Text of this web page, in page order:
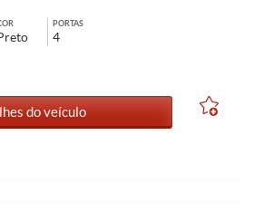
PORTAS
4
do veículo